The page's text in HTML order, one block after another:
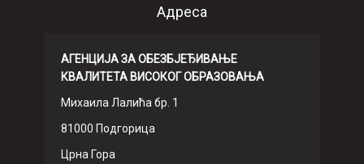
Адреса
АГЕНЦИЈА ЗА ОБЕЗБЈЕЂИВАЊЕ
КВАЛИТЕТА ВИСОКОГ ОБРАЗОВАЊА
Михаила Лалића бр. 1
81000 Подгорица
Црна Гора